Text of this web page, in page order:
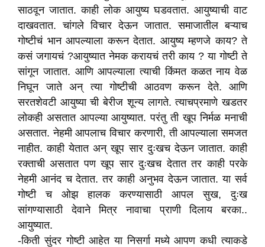
साठवून जातात. काही लोक आयुष्य घडवतात. आयुष्याची वाट
दाखवतात. चांगले विचार देऊन जातात. समाजातील बऱ्याच
गोष्टीचं भान आपल्याला करून देतात. आयुष्य म्हणजे काय? ते
कसं जगायचं ?आयुष्यात नेमक करायचं तरी काय ? या गोष्टी ते
सांगून जातात. आणि आपल्याला त्याची किंमत कळत नाय वेळ
निघून जाते अन् त्या गोष्टीची आठवण करून देते. आणि
सरतशेवटी आयुष्या ची बेरीज शून्य लागते. त्याचप्रमाणे खडतर
लोकही असतात आपल्या आयुष्यात. परंतु ती खूप निर्मळ मनाची
असतात. नेहमी आपलाच विचार करणारी, ती आपल्याला समजत
नाहीत. काही येतात अन् खूप सार दुःखच देऊन जातात. काही
रक्ताची असतात पण खूप सार दुःखच देतात तर काही परके
नेहमी आनंद च देतात. तर काही अनुभव देऊन जातात. या सर्व
गोष्टी च ओझ हालक करण्यासाठी आपल सुख, दुःख
सांगण्यासाठी देवाने मित्र नावाचा प्राणी दिलाय बरका..
आयुष्यात.
-किती सुंदर गोष्टी आहेत या निसर्गा मध्ये आपण कधी त्याकडे